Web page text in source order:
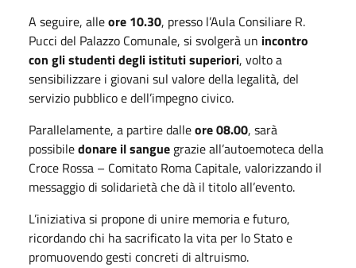
A seguire, alleore 10.30, presso l’Aula Consiliare R.
Pucci del Palazzo Comunale, si svolgerà un incontro
con gli studenti degli istituti superiori, volto a
sensibilizzare i giovani sul valore della legalità, del
servizio pubblico e dell’impegno civico.
Parallelamente, a partire dalleore 08.00, sarà
possibiledonare il sangue grazie all’autoemoteca della
Croce Rossa – Comitato Roma Capitale, valorizzando il
messaggio di solidarietà che dà il titolo all’evento.
L’iniziativa si propone di unire memoria e futuro,
ricordando chi ha sacrificato la vita per lo Stato e
promuovendo gesti concreti di altruismo.